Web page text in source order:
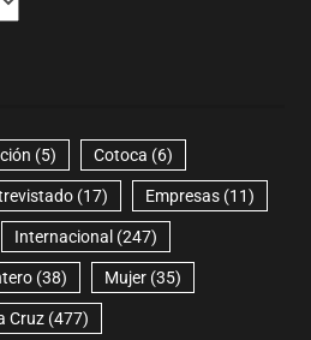
(5) Cotoca (6)
(17) Empresas(11)
Internacional (247)
(38) Mujer(35)
Cruz(477)